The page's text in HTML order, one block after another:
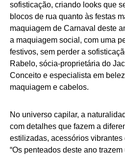
sofisticação, criando looks que
blocos de rua quanto às festas
maquiagem de Carnaval deste
a maquiagem social, com uma
festivos, sem perder a
Rabelo, sócia-proprietária do
Conceito e especialista em
maquiagem e cabelos.
No universo capilar, a
com detalhes que fazem a
estilizadas, acessórios vibrantes
“Os penteados deste ano